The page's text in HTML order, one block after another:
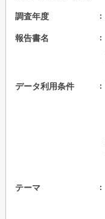
調査年度
報告書名
データ利用条件
テーマ